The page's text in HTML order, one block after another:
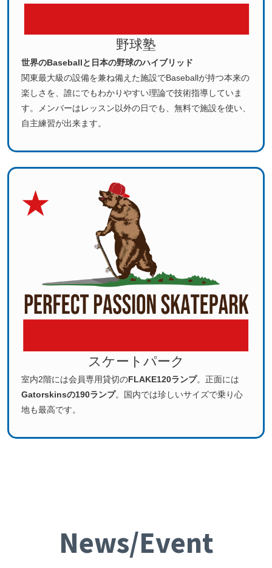
野球塾
世界のBaseballと日本の野球のハイブリッド
関東最大級の設備を兼ね備えた施設でBaseballが持つ本来の
楽しさを、誰にでもわかりやすい理論で技術指導していま
す。メンバーはレッスン以外の日でも、無料で施設を使い、
自主練習が出来ます。
スケートパーク
室内2階には会員専用貸切のFLAKE120ランプ。正面には
Gatorskinsの190ランプ。国内では珍しいサイズで乗り心
地も最高です。
News/Event